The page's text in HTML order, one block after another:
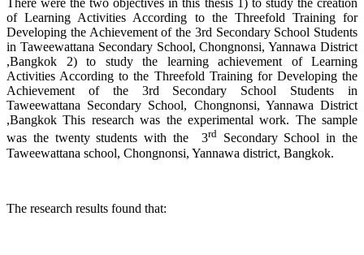
There were the two objectives in this thesis 1) to study the creation
of Learning Activities According to the Threefold Training for
Developing the Achievement of the 3rd Secondary School Students
in Taweewattana Secondary School, Chongnonsi, Yannawa District
,Bangkok 2) to study the learning achievement of Learning
Activities According to the Threefold Training for Developing the
Achievement of the 3rd Secondary School Students in
Taweewattana Secondary School, Chongnonsi, Yannawa District
,Bangkok This research was the experimental work. The sample
was the twenty students with the 3rdSecondary School in the
Taweewattana school, Chongnonsi, Yannawa district, Bangkok.
The research results found that: